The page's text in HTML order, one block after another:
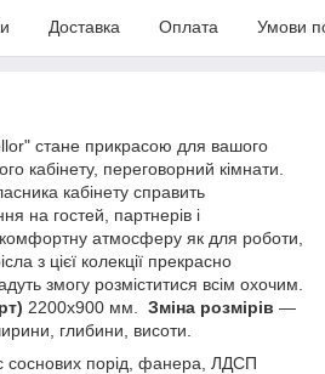
Доставка Оплата Умови
стане прикрасою для вашого
кабінету, переговорний кімнати.
кабінету справить
на гостей, партнерів і
комфортну атмосферу як для роботи,
з цієї колекції прекрасно
змогу розміститися всім охочим.
2200х900 мм. Зміна розмірів —
глибини, висоти.
соснових порід, фанера, ЛДСП